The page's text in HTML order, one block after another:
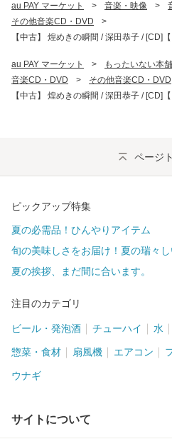
au PAY マーケット > 音楽・映像 >
その他音楽CD・DVD
>
【中古】 煌めきの瞬間 / 深田恭子 / [CD]
au PAY マーケット > もったいない本舗
音楽CD・DVD
> その他音楽CD・DVD
【中古】 煌めきの瞬間 / 深田恭子 / [CD]
ページ
ピックアップ特集
夏の必需品！ひんやりアイテム
旬の美味しさをお届け！夏の瑞々
夏の挨拶、まだ間に合います。
注目のカテゴリ
ビール・発泡酒 チューハイ 水
惣菜・食材 扇風機 エアコン
ウナギ
サイトについて